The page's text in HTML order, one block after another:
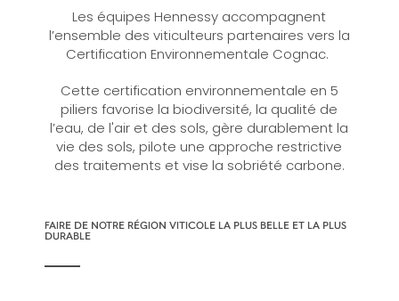
Les équipes Hennessy accompagnent
l’ensemble des viticulteurs partenaires vers la
Certification Environnementale Cognac.
Cette certification environnementale en 5
piliers favorise la biodiversité, la qualité de
l’eau, de l'air et des sols, gère durablement la
vie des sols, pilote une approche restrictive
des traitements et vise la sobriété carbone.
FAIRE DE NOTRE RÉGION VITICOLE LA PLUS BELLE ET LA PLUS
DURABLE